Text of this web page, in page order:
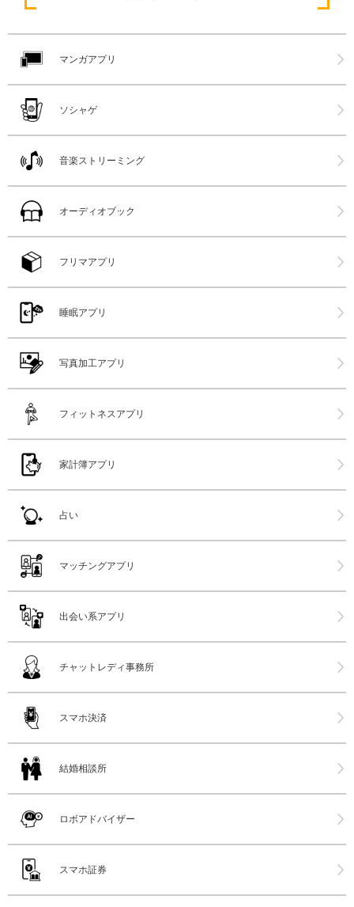
マンガアプリ
ソシャゲ
音楽ストリーミング
オーディオブック
フリマアプリ
睡眠アプリ
写真加工アプリ
フィットネスアプリ
家計簿アプリ
占い
マッチングアプリ
出会い系アプリ
チャットレディ事務所
スマホ決済
結婚相談所
ロボアドバイザー
スマホ証券